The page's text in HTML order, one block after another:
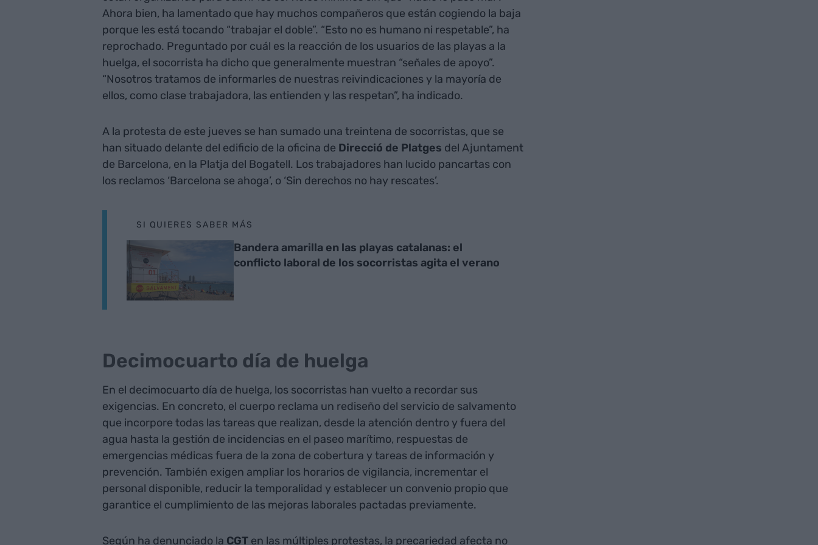
Ahora bien, ha lamentado que hay muchos compañeros que están cogiendo la baja
porque les está tocando “trabajar el doble”. “Esto no es humano ni respetable”, ha
reprochado. Preguntado por cuál es la reacción de los usuarios de las playas a la
huelga, el socorrista ha dicho que generalmente muestran “señales de apoyo”.
“Nosotros tratamos de informarles de nuestras reivindicaciones y la mayoría de
ellos, como clase trabajadora, las entienden y las respetan”, ha indicado.
A la protesta de este jueves se han sumado una treintena de socorristas, que se
han situado delante del edificio de la oficina de Direcció de Platges del Ajuntament
de Barcelona, en la Platja del Bogatell. Los trabajadores han lucido pancartas con
los reclamos ‘Barcelona se ahoga’, o ‘Sin derechos no hay rescates’.
SI QUIERES SABER MÁS
Bandera amarilla en las playas catalanas: el
conflicto laboral de los socorristas agita el verano
Decimocuarto día de huelga
En el decimocuarto día de huelga, los socorristas han vuelto a recordar sus
exigencias. En concreto, el cuerpo reclama un rediseño del servicio de salvamento
que incorpore todas las tareas que realizan, desde la atención dentro y fuera del
agua hasta la gestión de incidencias en el paseo marítimo, respuestas de
emergencias médicas fuera de la zona de cobertura y tareas de información y
prevención. También exigen ampliar los horarios de vigilancia, incrementar el
personal disponible, reducir la temporalidad y establecer un convenio propio que
garantice el cumplimiento de las mejoras laborales pactadas previamente.
Según ha denunciado la CGTen las múltiples protestas, la precariedad afecta no